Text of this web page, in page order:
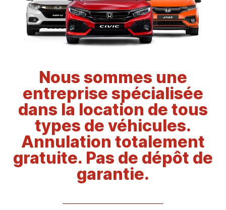
Nous sommes une
entreprise spécialisée
dans la location de tous
types de véhicules.
Annulation totalement
gratuite. Pas de dépôt de
garantie.